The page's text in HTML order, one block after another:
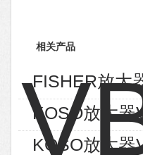
相关产品
FISHER放大
KOSO放大器
KOSO放大器